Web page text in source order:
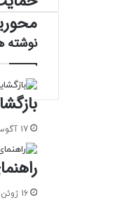
از
دانشگاهی
محوریت
طرح
شهاب
نوشته
17 آگوست 2021
16 ژوئن 2021